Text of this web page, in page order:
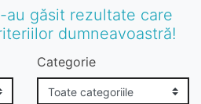
au găsit rezultate care
dumneavoastră!
Categorie